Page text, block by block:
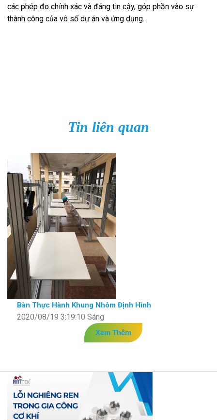
các phép đo chính xác và đáng tin cậy, góp phần vào sự
thành công của vô số dự án và ứng dụng.
Tin liên quan
Bàn Thực Hành Khung Nhôm Định Hình
2020/08/19 3:19:10 Sáng
Xem Thêm